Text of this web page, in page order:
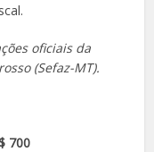
oficiais da
(Sefaz-MT).
700